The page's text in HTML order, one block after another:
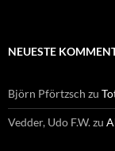
NEUESTE
Björn Pförtzsch zu
Vedder, Udo F.W.zu